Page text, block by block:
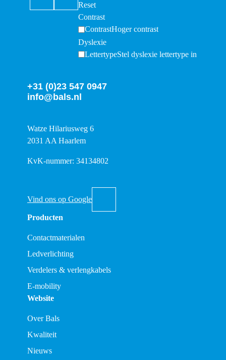
Reset
Contrast
ContrastHoger contrast
Dyslexie
LettertypeStel dyslexie lettertype in
+31 (0)23 547 0947
info@bals.nl
Watze Hilariusweg 6
2031 AA Haarlem
KvK-nummer: 34134802
Vind ons op Google
Producten
Contactmaterialen
Ledverlichting
Verdelers & verlengkabels
E-mobility
Website
Over Bals
Kwaliteit
Nieuws